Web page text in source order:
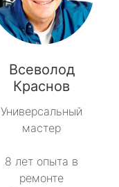
Всеволод
Краснов
Универсальный
мастер
8 лет опыта в
ремонте